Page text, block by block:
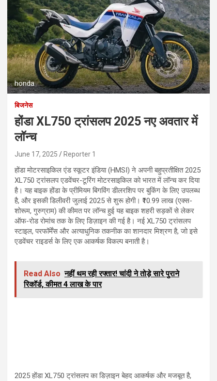
honda
बिजनेस
होंडा XL750 ट्रांसलप 2025 नए अवतार में
लॉन्च
June 17, 2025 Reporter 1
होंडा मोटरसाइकिल एंड स्कूटर इंडिया (HMSI) ने अपनी बहुप्रतीक्षित 2025
XL750 ट्रांसलप एडवेंचर-टूरिंग मोटरसाइकिल को भारत में लॉन्च कर दिया
है। यह बाइक होंडा के प्रीमियम बिगविंग डीलरशिप पर बुकिंग के लिए उपलब्ध
है, और इसकी डिलीवरी जुलाई 2025 से शुरू होगी। ₹10.99 लाख (एक्स-
शोरूम, गुरुग्राम) की कीमत पर लॉन्च हुई यह बाइक शहरी सड़कों से लेकर
ऑफ-रोड रोमांच तक के लिए डिज़ाइन की गई है। नई XL750 ट्रांसलप
स्टाइल, परफॉर्मेंस और अत्याधुनिक तकनीक का शानदार मिश्रण है, जो इसे
एडवेंचर राइडर्स के लिए एक आकर्षक विकल्प बनाती है।
Read Also नहीं थम रही रफ्तार! चांदी ने तोड़े सारे पुराने
रिकॉर्ड, कीमत 4 लाख के पार
2025 होंडा XL750 ट्रांसलप का डिज़ाइन बेहद आकर्षक और मजबूत है,